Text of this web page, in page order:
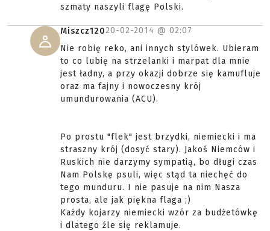
szmaty naszyli flagę Polski.
Miszcz12020-02-2014 @ 02:07
Nie robię reko, ani innych stylówek. Ubieram
to co lubię na strzelanki i marpat dla mnie
jest ładny, a przy okazji dobrze się kamufluje
oraz ma fajny i nowoczesny krój
umundurowania (ACU).
Po prostu "flek" jest brzydki, niemiecki i ma
straszny krój (dosyć stary). Jakoś Niemców i
Ruskich nie darzymy sympatią, bo długi czas
Nam Polskę psuli, więc stąd ta niechęć do
tego munduru. I nie pasuje na nim Nasza
prosta, ale jak piękna flaga ;)
Każdy kojarzy niemiecki wzór za budżetówkę
i dlatego źle się reklamuje.